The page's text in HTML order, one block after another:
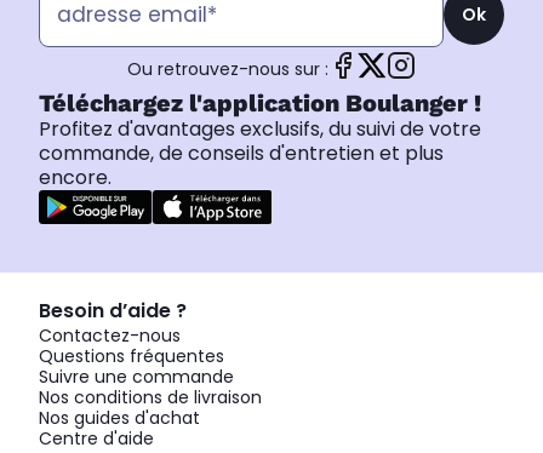
Ok
Ou retrouvez-nous sur :
Téléchargez l'application Boulanger !
Profitez d'avantages exclusifs, du suivi de votre
commande, de conseils d'entretien et plus
encore.
Besoin d’aide ?
Contactez-nous
Questions fréquentes
Suivre une commande
Nos conditions de livraison
Nos guides d'achat
Centre d'aide